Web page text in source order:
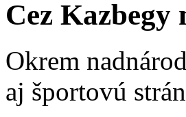
Cez Kazbegy
Okrem
aj športovú